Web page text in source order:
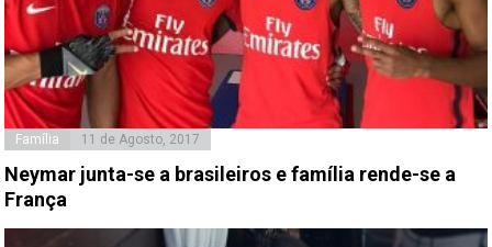
Família 11 de Agosto, 2017
Neymar junta-se a brasileiros e família rende-se a
França